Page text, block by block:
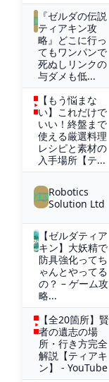
『ゼルダの伝説
ティアキン攻
略』どこに行っ
てもワンパンで
死ぬしリンクの
与ダメも低...
【もう悩まな
い】これだけで
いい！終盤まで
使える厳選料理
レシピと素材の
入手場所【テ...
Robotics
Solution Ltd
【ゼルダティア
キン】大妖精で
防具強化ってち
ゃんとやってる
の？ – ゲーム攻
略...
【全20箇所】賢
者の遺志の場
所・行き方完全
解説【ティアキ
ン】 - YouTube